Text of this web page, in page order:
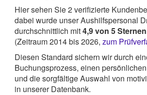
Hier sehen Sie2verifizierte
dabei wurde unser Aushilfspersonal
durchschnittlich mit4,9von 5Sternen
(Zeitraum 2014 bis 2026, zum
Diesen Standard sichern wir durch
Buchungsprozess, einen
und die sorgfältige Auswahl von
in unserer Datenbank.